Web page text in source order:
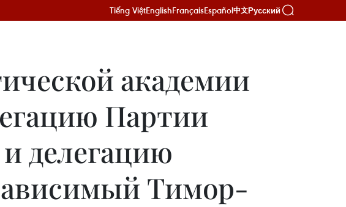
Tiếng ViệtEnglishFrançaisEspañol中文Русский
академии
Партии
делегацию
Тимор-